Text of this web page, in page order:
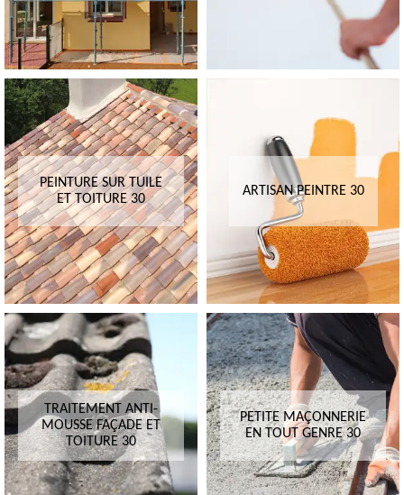
PEINTURE SUR TUILE
ET TOITURE 30
ARTISAN PEINTRE 30
TRAITEMENT ANTI-
MOUSSE FAÇADE ET
TOITURE 30
PETITE MAÇONNERIE
EN TOUT GENRE 30